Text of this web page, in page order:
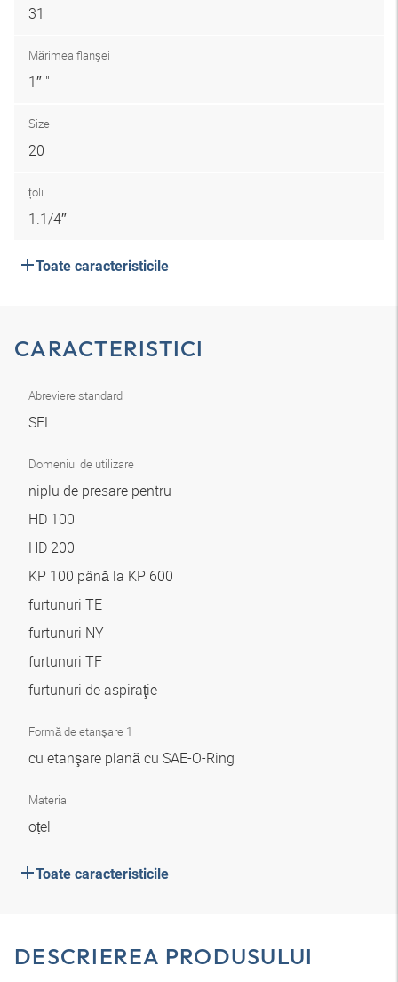
31
Mărimea flanşei
1″ "
Size
20
țoli
1.1/4″
Toate caracteristicile
CARACTERISTICI
Abreviere standard
SFL
Domeniul de utilizare
niplu de presare pentru
HD 100
HD 200
KP 100 până la KP 600
furtunuri TE
furtunuri NY
furtunuri TF
furtunuri de aspiraţie
Formă de etanşare 1
cu etanşare plană cu SAE-O-Ring
Material
oțel
Toate caracteristicile
DESCRIEREA PRODUSULUI